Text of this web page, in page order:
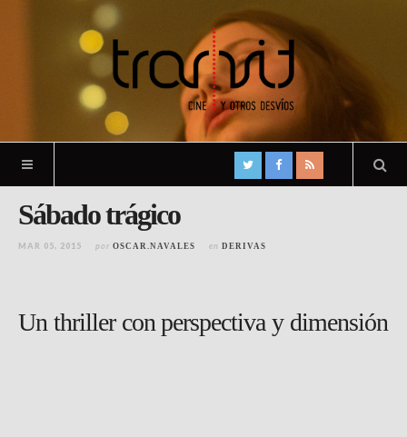
Sábado trágico
MAR 05, 2015 por OSCAR.NAVALES en DERIVAS
Un thriller con perspectiva y dimensión